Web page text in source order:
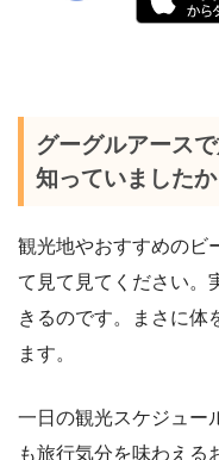
グーグルアース
知っていましたか
観光地やおすすめのビ
て見て見てください。
きるのです。まさに体
ます。
一日の観光スケジュー
も旅行気分を味わえる